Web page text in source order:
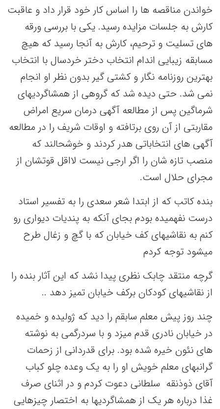
خواندن مناقصه ها را اساس کار خود قرار داد و عاقبت
کارش به جلسات مزایده رسید. یکی با بررسی ورقه
های تسلیت و ترحیم، کارش به آنجا رسید که هیچ
مسابقه زیبایی اندام انتخاب دختر خردسال با انتخاب
بهترین روزنامه نگار و کشتی گیر بدون نظر او انجام
نمی شد. حتی دیده شد که گروهی از همشاگردیهای
شرماگین پس از مطالعه آگهی درمان سریع امراض
مقاربتی از آن روی برتافته و اوقات شریف را در مطالعه
آگهی های انتخاباتی هدر کردند و خوشحالند که
منصب تازه شان را اگر ارجی نیست لااقل قوتشان از
مجرای حلال است.
بنده کاتب که از ابتدا شعر سعدی را به تفسیر استاد
درست نفهمیده بودم بجای آنکه به پندیات دیواری رو
کنم به نقاشیهای کف خیابان که با گچ و زغال طرح
میشود توجه کردم
گرچه منتقد چابک نظری پیدا نشد که این آثار بنده را
از نقاشیهای کودکان برکف خیابان تمیز دهد ..
چند روز پیش معلم سابقم را دید که ژولیده و خمیده
در خیابان نادری قدم میزد و با سردرگمی به نوشته
های نئون خیره شده بود. برای قدردانی از زحمات
گرانبهای معلم خویش او را به یک وعده چلو کباب
آقای ذوذنقه سلطانی دعوت کردم و در اثنای صرف
غذا درباره هر یک از همشاگردیها به اختصار چیزهایی